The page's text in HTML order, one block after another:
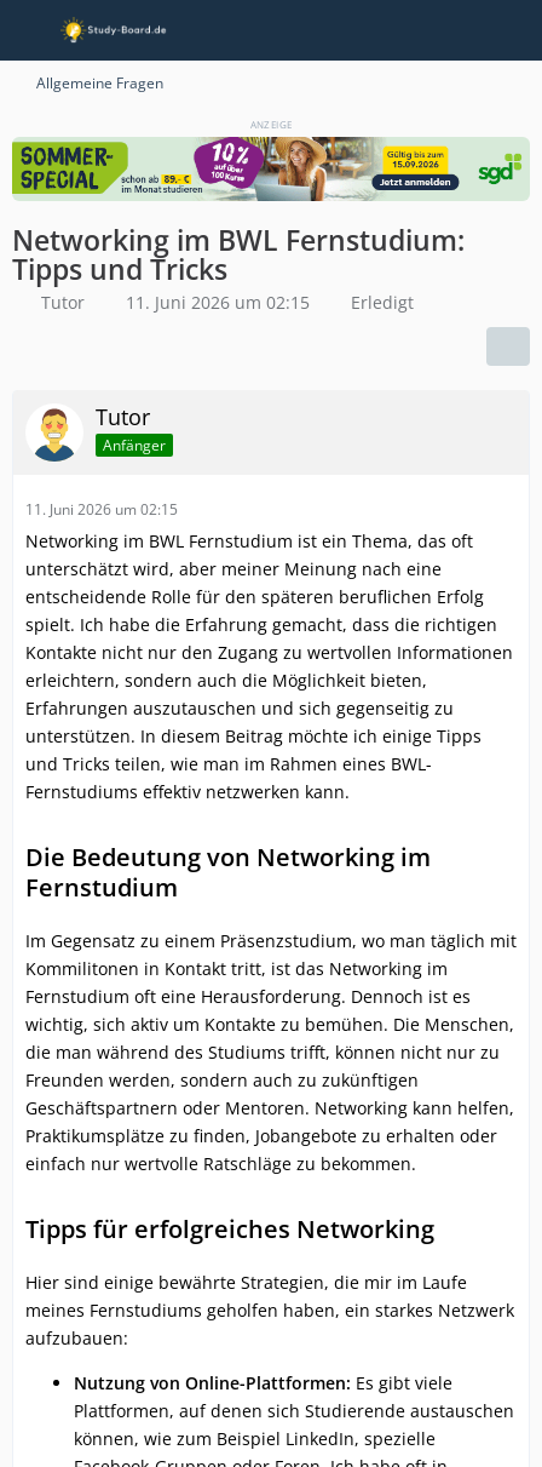
Allgemeine Fragen
ANZEIGE
Networking im BWL Fernstudium:
Tipps und Tricks
Tutor 11. Juni 2026 um 02:15 Erledigt
Tutor
Anfänger
11. Juni 2026 um 02:15
Networking im BWL Fernstudium ist ein Thema, das oft
unterschätzt wird, aber meiner Meinung nach eine
entscheidende Rolle für den späteren beruflichen Erfolg
spielt. Ich habe die Erfahrung gemacht, dass die richtigen
Kontakte nicht nur den Zugang zu wertvollen Informationen
erleichtern, sondern auch die Möglichkeit bieten,
Erfahrungen auszutauschen und sich gegenseitig zu
unterstützen. In diesem Beitrag möchte ich einige Tipps
und Tricks teilen, wie man im Rahmen eines BWL-
Fernstudiums effektiv netzwerken kann.
Die Bedeutung von Networking im
Fernstudium
Im Gegensatz zu einem Präsenzstudium, wo man täglich mit
Kommilitonen in Kontakt tritt, ist das Networking im
Fernstudium oft eine Herausforderung. Dennoch ist es
wichtig, sich aktiv um Kontakte zu bemühen. Die Menschen,
die man während des Studiums trifft, können nicht nur zu
Freunden werden, sondern auch zu zukünftigen
Geschäftspartnern oder Mentoren. Networking kann helfen,
Praktikumsplätze zu finden, Jobangebote zu erhalten oder
einfach nur wertvolle Ratschläge zu bekommen.
Tipps für erfolgreiches Networking
Hier sind einige bewährte Strategien, die mir im Laufe
meines Fernstudiums geholfen haben, ein starkes Netzwerk
aufzubauen:
Nutzung von Online-Plattformen: Es gibt viele
Plattformen, auf denen sich Studierende austauschen
können, wie zum Beispiel LinkedIn, spezielle